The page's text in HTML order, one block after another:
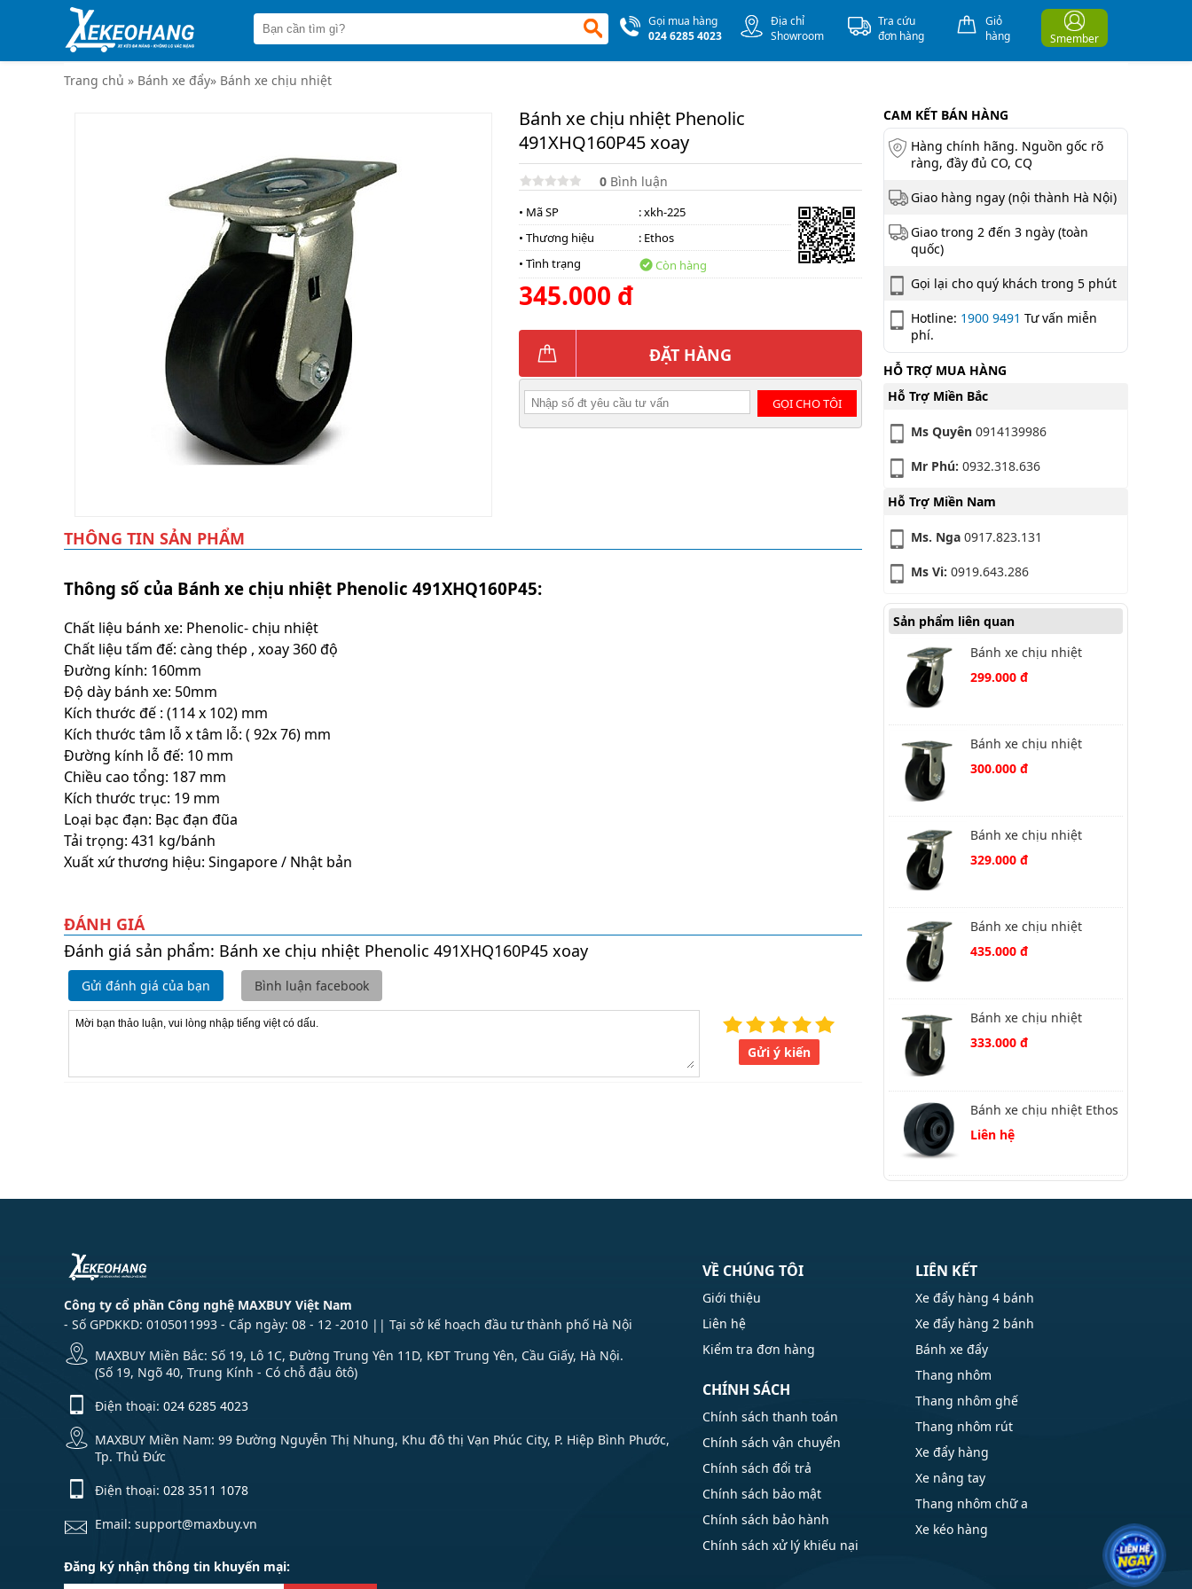
Gọi mua hàng
024 6285 4023
Địa chỉ
Showroom
Tra cứu
đơn hàng
Giỏ
hàng
Smember
Xe
Trang chủ » Bánh xe đẩy» Bánh xe chịu nhiệt
Bánh xe chịu nhiệt Phenolic
491XHQ160P45 xoay
0 Bình luận
• Mã SP
: xkh-225
• Thương hiệu
: Ethos
• Tình trạng
Còn hàng
345.000 đ
ĐẶT HÀNG
GỌI CHO TÔI
THÔNG TIN SẢN PHẨM
Thông số của Bánh xe chịu nhiệt Phenolic 491XHQ160P45:
Chất liệu bánh xe: Phenolic- chịu nhiệt
Chất liệu tấm đế: càng thép , xoay 360 độ
Đường kính: 160mm
Độ dày bánh xe: 50mm
Kích thước đế : (114 x 102) mm
Kích thước tâm lỗ x tâm lỗ: ( 92x 76) mm
Đường kính lỗ đế: 10 mm
Chiều cao tổng: 187 mm
Kích thước trục: 19 mm
Loại bạc đạn: Bạc đạn đũa
Tải trọng: 431 kg/bánh
Xuất xứ thương hiệu: Singapore / Nhật bản
ĐÁNH GIÁ
Đánh giá sản phẩm: Bánh xe chịu nhiệt Phenolic 491XHQ160P45 xoay
Gửi đánh giá của bạn Bình luận facebook
Gửi ý kiến
CAM KẾT BÁN HÀNG
Hàng chính hãng. Nguồn gốc rõ
ràng, đầy đủ CO, CQ
Giao hàng ngay (nội thành Hà Nội)
Giao trong 2 đến 3 ngày (toàn
quốc)
Gọi lại cho quý khách trong 5 phút
Hotline: 1900 9491 Tư vấn miễn
phí.
HỖ TRỢ MUA HÀNG
Hỗ Trợ Miền Bắc
Ms Quyên 0914139986
Mr Phú: 0932.318.636
Hỗ Trợ Miền Nam
Ms. Nga 0917.823.131
Ms Vi: 0919.643.286
Sản phẩm liên quan
Bánh xe chịu nhiệt
Phenolic 491XHQ100P45
299.000 đ
Bánh xe chịu nhiệt
Phenolic 492XHQ125P45
300.000 đ
Bánh xe chịu nhiệt
Phenolic 491XHQ125P45
329.000 đ
Bánh xe chịu nhiệt
Phenolic 491XHQ200P45
435.000 đ
Bánh xe chịu nhiệt
Phenolic 492XHQ160P45
333.000 đ
Bánh xe chịu nhiệt Ethos
XHQ125
Liên hệ
Công ty cổ phần Công nghệ MAXBUY Việt Nam
- Số GPDKKD: 0105011993 - Cấp ngày: 08 - 12 -2010 || Tại sở kế hoạch đầu tư thành phố Hà Nội
MAXBUY Miền Bắc: Số 19, Lô 1C, Đường Trung Yên 11D, KĐT Trung Yên, Cầu Giấy, Hà Nội.
(Số 19, Ngõ 40, Trung Kính - Có chỗ đậu ôtô)
Điện thoại: 024 6285 4023
MAXBUY Miền Nam: 99 Đường Nguyễn Thị Nhung, Khu đô thị Vạn Phúc City, P. Hiệp Bình Phước,
Tp. Thủ Đức
Điện thoại: 028 3511 1078
Email: support@maxbuy.vn
Đăng ký nhận thông tin khuyến mại:
VỀ CHÚNG TÔI
Giới thiệu
Liên hệ
Kiểm tra đơn hàng
CHÍNH SÁCH
Chính sách thanh toán
Chính sách vận chuyển
Chính sách đổi trả
Chính sách bảo mật
Chính sách bảo hành
Chính sách xử lý khiếu nại
LIÊN KẾT
Xe đẩy hàng 4 bánh
Xe đẩy hàng 2 bánh
Bánh xe đẩy
Thang nhôm
Thang nhôm ghế
Thang nhôm rút
Xe đẩy hàng
Xe nâng tay
Thang nhôm chữ a
Xe kéo hàng